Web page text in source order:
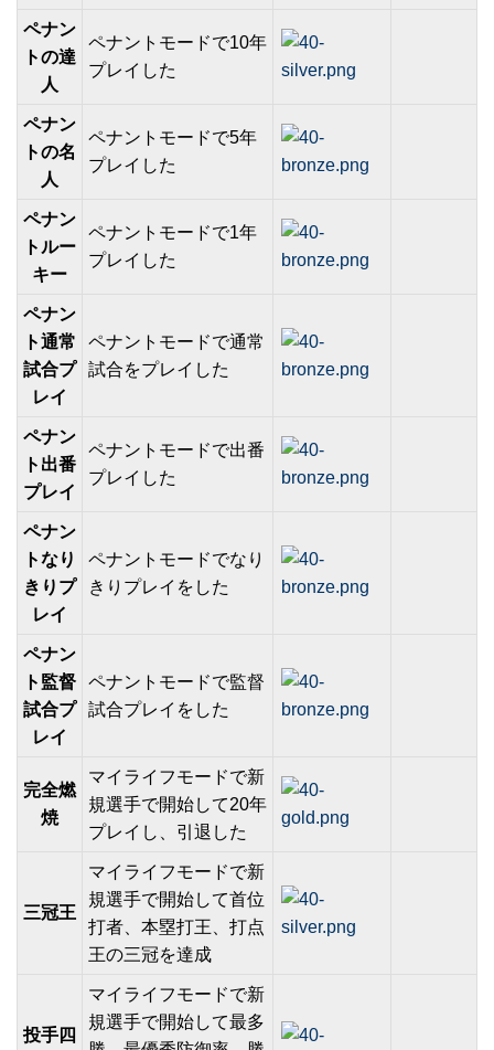
ペナン
トの達
人
ペナントモードで10年
プレイした
ペナン
トの名
人
ペナントモードで5年
プレイした
ペナン
トルー
キー
ペナントモードで1年
プレイした
ペナン
ト通常
試合プ
レイ
ペナントモードで通常
試合をプレイした
ペナン
ト出番
プレイ
ペナントモードで出番
プレイした
ペナン
トなり
きりプ
レイ
ペナントモードでなり
きりプレイをした
ペナン
ト監督
試合プ
レイ
ペナントモードで監督
試合プレイをした
完全燃
焼
マイライフモードで新
規選手で開始して20年
プレイし、引退した
三冠王
マイライフモードで新
規選手で開始して首位
打者、本塁打王、打点
王の三冠を達成
投手四
マイライフモードで新
規選手で開始して最多